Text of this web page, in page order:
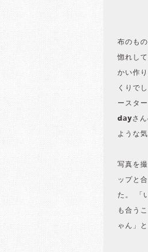
布のも
惚れし
かい作
くりで
ースタ
dayさん
ような
写真を
ップと
た。 「
も合う
ゃん」